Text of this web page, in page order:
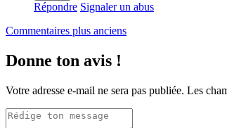
Répondre Signaler un abus
Navigation
dans
les
commentaires
Commentaires plus anciens
Donne ton avis !
Votre adresse e-mail ne sera pas publiée. Les